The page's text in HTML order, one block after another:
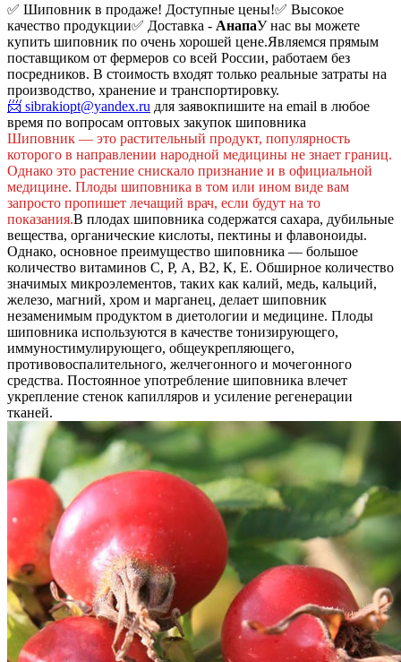
✅ Шиповник в продаже! Доступные цены!✅ Высокое
качество продукции✅ Доставка - АнапаУ нас вы можете
купить шиповник по очень хорошей цене.Являемся прямым
поставщиком от фермеров со всей России, работаем без
посредников. В стоимость входят только реальные затраты на
производство, хранение и транспортировку.
📨 sibrakiopt@yandex.ru для заявокпишите на email в любое
время по вопросам оптовых закупок шиповника
Шиповник — это растительный продукт, популярность
которого в направлении народной медицины не знает границ.
Однако это растение снискало признание и в официальной
медицине. Плоды шиповника в том или ином виде вам
запросто пропишет лечащий врач, если будут на то
показания.В плодах шиповника содержатся сахара, дубильные
вещества, органические кислоты, пектины и флавоноиды.
Однако, основное преимущество шиповника — большое
количество витаминов С, Р, А, В2, К, Е. Обширное количество
значимых микроэлементов, таких как калий, медь, кальций,
железо, магний, хром и марганец, делает шиповник
незаменимым продуктом в диетологии и медицине. Плоды
шиповника используются в качестве тонизирующего,
иммуностимулирующего, общеукрепляющего,
противовоспалительного, желчегонного и мочегонного
средства. Постоянное употребление шиповника влечет
укрепление стенок капилляров и усиление регенерации
тканей.